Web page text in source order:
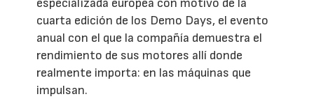
especializada europea con motivo de la
cuarta edición de los Demo Days, el evento
anual con el que la compañía demuestra el
rendimiento de sus motores allí donde
realmente importa: en las máquinas que
impulsan.